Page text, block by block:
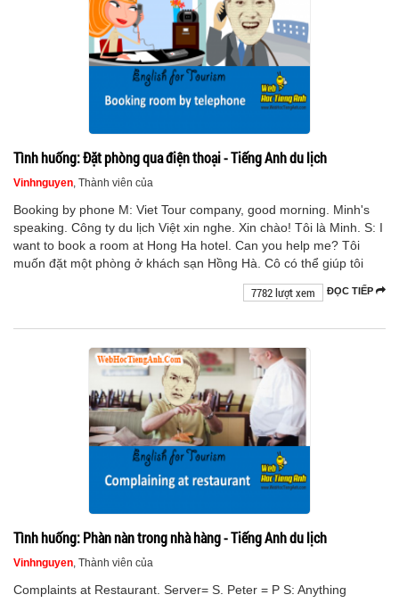
Tình huống: Đặt phòng qua điện thoại - Tiếng Anh du lịch
Vinhnguyen , Thành viên của
Booking by phone M: Viet Tour company, good morning. Minh's
speaking. Công ty du lịch Việt xin nghe. Xin chào! Tôi là Minh. S: I
want to book a room at Hong Ha hotel. Can you help me? Tôi
muốn đặt một phòng ở khách sạn Hồng Hà. Cô có thể giúp tôi
ĐỌC TIẾP
7782 lượt xem
Tình huống: Phàn nàn trong nhà hàng - Tiếng Anh du lịch
Vinhnguyen , Thành viên của
Complaints at Restaurant. Server= S. Peter = P S: Anything